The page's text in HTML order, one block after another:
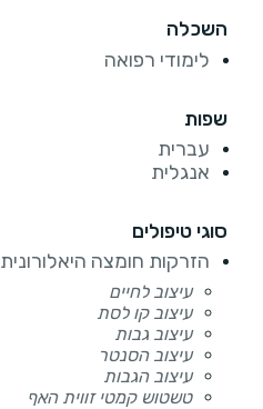
השכלה
לימודי רפואה
שפות
עברית
אנגלית
סוגי טיפולים
הזרקות חומצה היאלורונית
עיצוב לחיים
עיצוב קו לסת
עיצוב גבות
עיצוב הסנטר
עיצוב הגבות
טשטוש קמטי זווית האף